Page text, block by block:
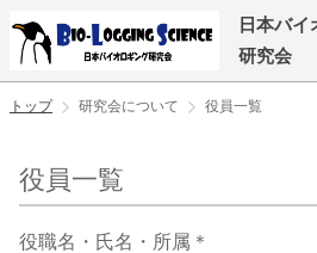
日本バイ
研究会
トップ 研究会について 役員一覧
役員一覧
役職名・氏名・所属＊